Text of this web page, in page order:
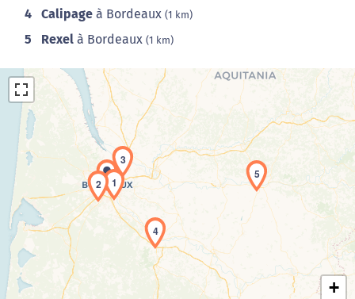
4 Calipage à Bordeaux (1 km)
5 Rexel à Bordeaux (1 km)
Chargement de la carte en cours...
1
2
3
4
5
+